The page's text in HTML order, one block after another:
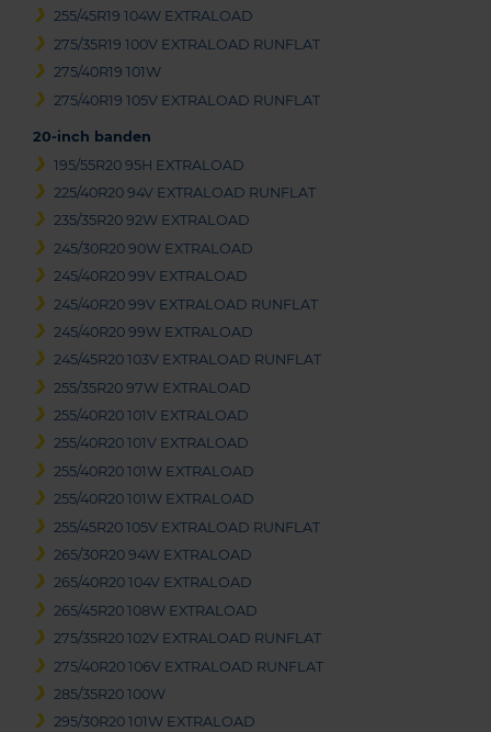
255/45R19 104W EXTRALOAD
275/35R19 100V EXTRALOAD RUNFLAT
275/40R19 101W
275/40R19 105V EXTRALOAD RUNFLAT
20-inch banden
195/55R20 95H EXTRALOAD
225/40R20 94V EXTRALOAD RUNFLAT
235/35R20 92W EXTRALOAD
245/30R20 90W EXTRALOAD
245/40R20 99V EXTRALOAD
245/40R20 99V EXTRALOAD RUNFLAT
245/40R20 99W EXTRALOAD
245/45R20 103V EXTRALOAD RUNFLAT
255/35R20 97W EXTRALOAD
255/40R20 101V EXTRALOAD
255/40R20 101V EXTRALOAD
255/40R20 101W EXTRALOAD
255/40R20 101W EXTRALOAD
255/45R20 105V EXTRALOAD RUNFLAT
265/30R20 94W EXTRALOAD
265/40R20 104V EXTRALOAD
265/45R20 108W EXTRALOAD
275/35R20 102V EXTRALOAD RUNFLAT
275/40R20 106V EXTRALOAD RUNFLAT
285/35R20 100W
295/30R20 101W EXTRALOAD